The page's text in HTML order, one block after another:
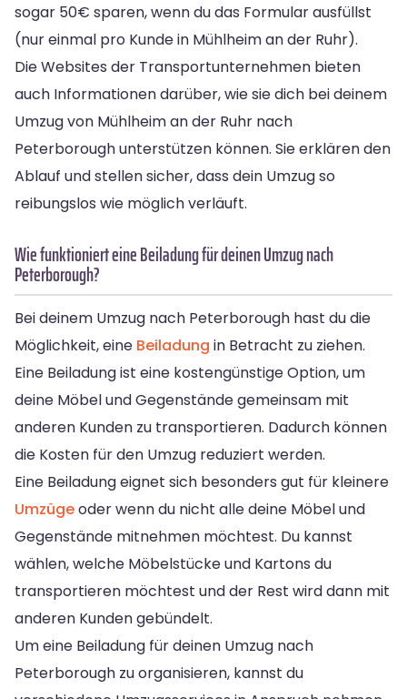
sogar 50€ sparen, wenn du das Formular ausfüllst
(nur einmal pro Kunde in Mühlheim an der Ruhr).
Die Websites der Transportunternehmen bieten
auch Informationen darüber, wie sie dich bei deinem
Umzug von Mühlheim an der Ruhr nach
Peterborough unterstützen können. Sie erklären den
Ablauf und stellen sicher, dass dein Umzug so
reibungslos wie möglich verläuft.
Wie funktioniert eine Beiladung für deinen Umzug nach
Peterborough?
Bei deinem Umzug nach Peterborough hast du die
Möglichkeit, eine Beiladung in Betracht zu ziehen.
Eine Beiladung ist eine kostengünstige Option, um
deine Möbel und Gegenstände gemeinsam mit
anderen Kunden zu transportieren. Dadurch können
die Kosten für den Umzug reduziert werden.
Eine Beiladung eignet sich besonders gut für kleinere
Umzügeoder wenn du nicht alle deine Möbel und
Gegenstände mitnehmen möchtest. Du kannst
wählen, welche Möbelstücke und Kartons du
transportieren möchtest und der Rest wird dann mit
anderen Kunden gebündelt.
Um eine Beiladung für deinen Umzug nach
Peterborough zu organisieren, kannst du